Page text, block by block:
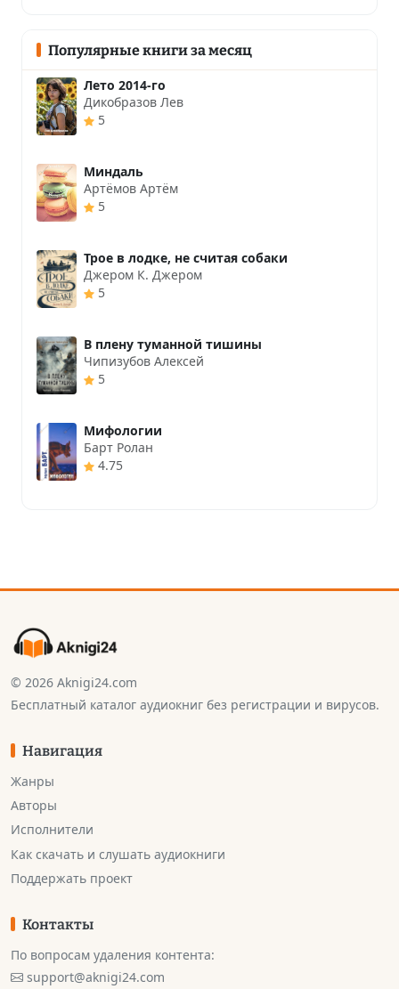
Популярные книги за месяц
Лето 2014-го
Дикобразов Лев
5
Миндаль
Артёмов Артём
5
Трое в лодке, не считая собаки
Джером К. Джером
5
В плену туманной тишины
Чипизубов Алексей
5
Мифологии
Барт Ролан
4.75
© 2026 Aknigi24.com
Бесплатный каталог аудиокниг без регистрации и вирусов.
Навигация
Жанры
Авторы
Исполнители
Как скачать и слушать аудиокниги
Поддержать проект
Контакты
По вопросам удаления контента:
support@aknigi24.com